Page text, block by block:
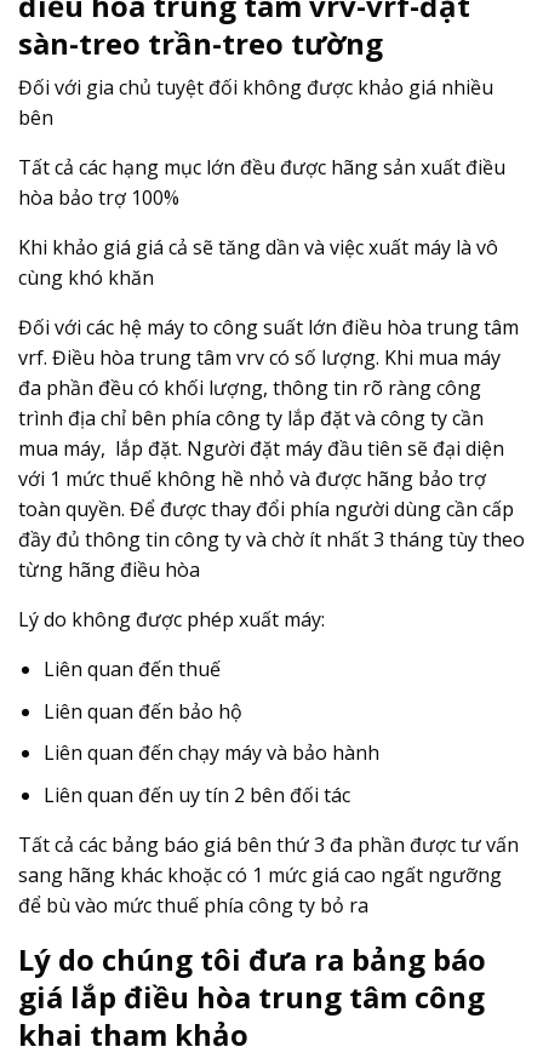
sàn-treo trần-treo tường
Đối với gia chủ tuyệt đối không được khảo giá nhiều
bên
Tất cả các hạng mục lớn đều được hãng sản xuất điều
hòa bảo trợ 100%
Khi khảo giá giá cả sẽ tăng dần và việc xuất máy là vô
cùng khó khăn
Đối với các hệ máy to công suất lớn điều hòa trung tâm
vrf. Điều hòa trung tâm vrv có số lượng. Khi mua máy
đa phần đều có khối lượng, thông tin rõ ràng công
trình địa chỉ bên phía công ty lắp đặt và công ty cần
mua máy, lắp đặt. Người đặt máy đầu tiên sẽ đại diện
với 1 mức thuế không hề nhỏ và được hãng bảo trợ
toàn quyền. Để được thay đổi phía người dùng cần cấp
đầy đủ thông tin công ty và chờ ít nhất 3 tháng tùy theo
từng hãng điều hòa
Lý do không được phép xuất máy:
Liên quan đến thuế
Liên quan đến bảo hộ
Liên quan đến chạy máy và bảo hành
Liên quan đến uy tín 2 bên đối tác
Tất cả các bảng báo giá bên thứ 3 đa phần được tư vấn
sang hãng khác khoặc có 1 mức giá cao ngất ngưỡng
để bù vào mức thuế phía công ty bỏ ra
Lý do chúng tôi đưa ra bảng báo
giá lắp điều hòa trung tâm công
khai tham khảo